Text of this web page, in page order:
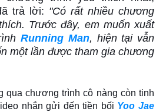
trả lời: "Có rất nhiều chương
Trước đây, em muốn xuất
Running Man, hiện tại vẫn
một lần được tham gia chương
qua chương trình cô nàng còn tinh
nhắn gửi đến tiền bối Yoo Jae